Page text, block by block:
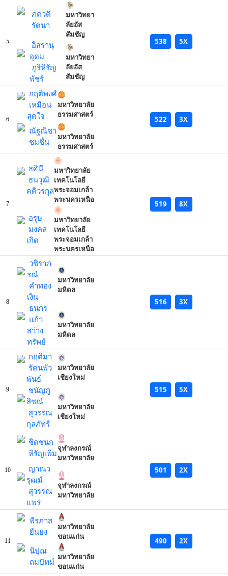
5
ภควดี
รัตนา
มหาวิทยา
ลัยอัส
สัมชัญ
อิสรานุ
อุดม
ภูริหิรัญ
พัชร์
มหาวิทยา
ลัยอัส
สัมชัญ
538 5X
6
กฤติพงศ์
เหมือน
สุดใจ
มหาวิทยาลัย
ธรรมศาสตร์
ณัฐณิชา
ชมชื่น
มหาวิทยาลัย
ธรรมศาสตร์
522 3X
7
ธศินี
ธนวุฒิ
คติวรกุล
มหาวิทยาลัย
เทคโนโลยี
พระจอมเกล้า
พระนครเหนือ
อรุษ
มงคล
เกิด
มหาวิทยาลัย
เทคโนโลยี
พระจอมเกล้า
พระนครเหนือ
519 8X
8
วชิราภ
รณ์
คำทอง
เงิน
มหาวิทยาลัย
มหิดล
ธนกร
แก้ว
สว่าง
ทรัพย์
มหาวิทยาลัย
มหิดล
516 3X
9
กฤติมา
รัตนพัว
พันธ์
มหาวิทยาลัย
เชียงใหม่
ชนัญภู
สิชณ์
สุวรรณ
กุลภัทร์
มหาวิทยาลัย
เชียงใหม่
515 5X
10
ชิดชนก
หิรัญเพิ่มจุฬาลงกรณ์
มหาวิทยาลัย
ญาณว
รุฒม์
สุวรรณ
แพร่
จุฬาลงกรณ์
มหาวิทยาลัย
501 2X
11
พีรภาส
ยืนยง
มหาวิทยาลัย
ขอนแก่น
นิปุณ
ถมปัทม์ มหาวิทยาลัย
ขอนแก่น
490 2X